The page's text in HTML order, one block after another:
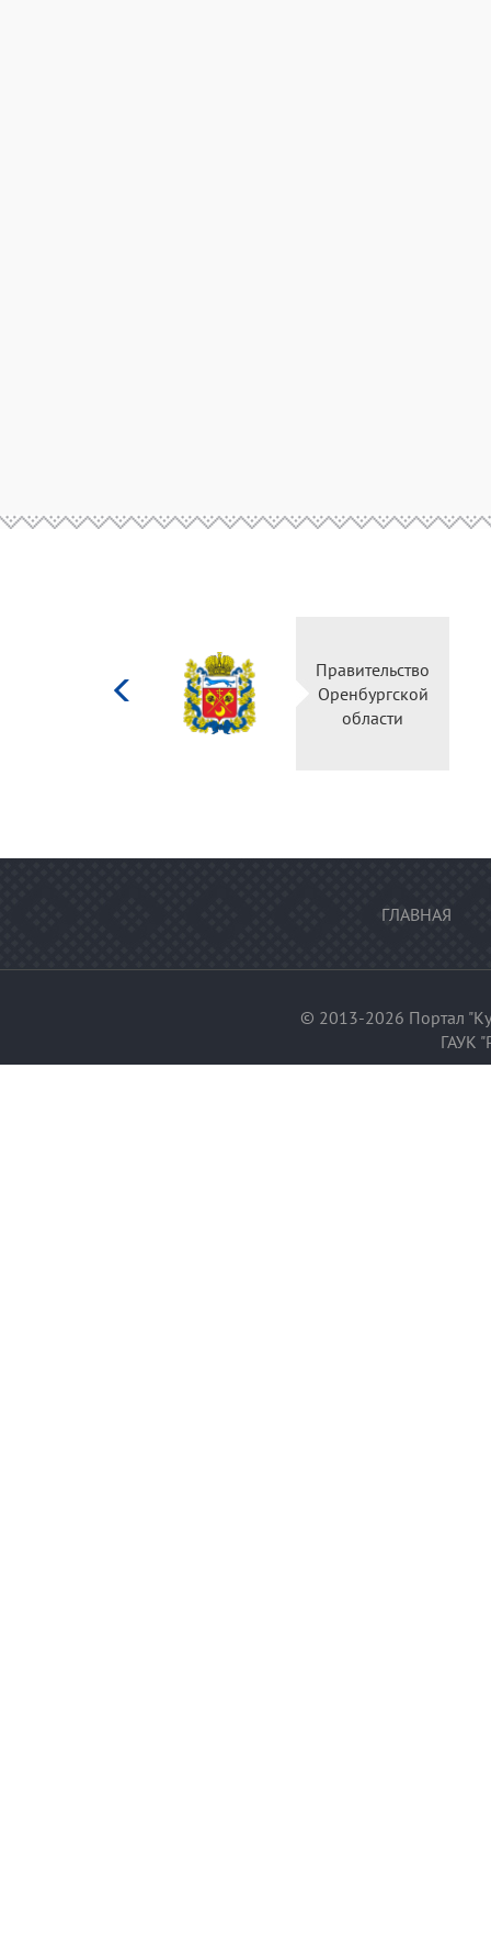
Министерство
культуры
Российской
федерации
ГЛАВНАЯ
© 2013-2026 Портал
ГАУК